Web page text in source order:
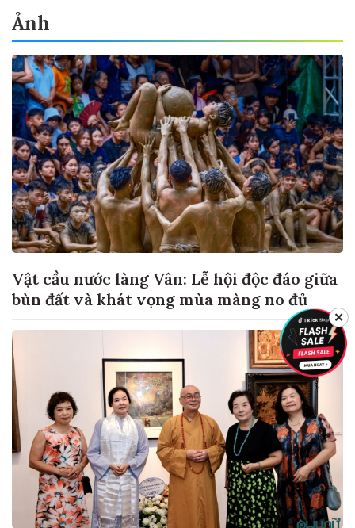
Ảnh
Vật cầu nước làng Vân: Lễ hội độc đáo giữa
bùn đất và khát vọng mùa màng no đủ
✕